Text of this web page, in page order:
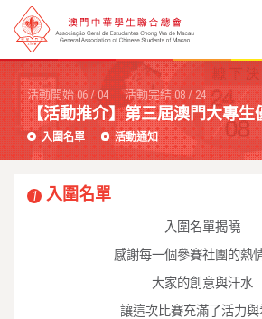
活動開始 06/04 活動完結 08 / 24
【活動推介】第三屆澳門大專生
入圍名單 活動通知
1 入圍名單
入圍名單揭曉
感謝每一個參賽社團的熱
大家的創意與汗水
讓這次比賽充滿了活力與